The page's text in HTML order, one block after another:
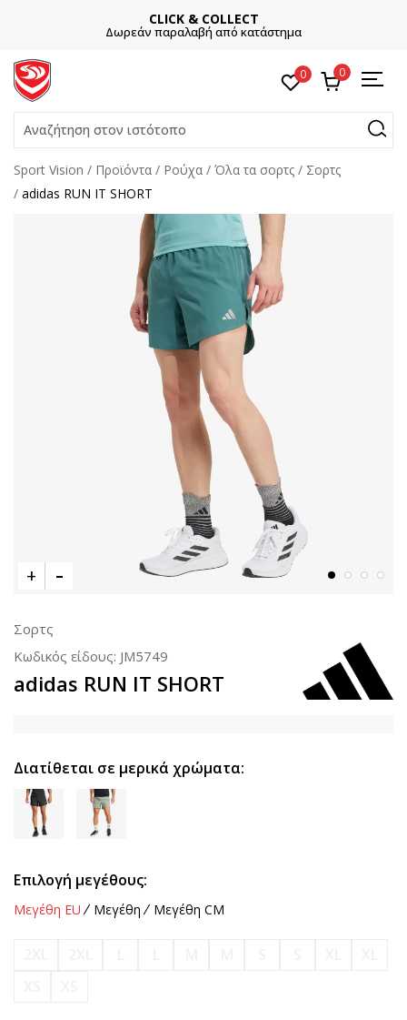
CLICK & COLLECT
Δωρεάν παραλαβή από κατάστημα
0 0
Αναζήτηση στον ιστότοπο
Sport Vision Προϊόντα Ρούχα Όλα τα σορτς
Σορτς
adidas RUN IT SHORT
Σορτς
Κωδικός είδους: JM5749
adidas RUN IT SHORT
Διατίθεται σε μερικά χρώματα:
Επιλογή μεγέθους:
Μεγέθη EU Μεγέθη Μεγέθη CM